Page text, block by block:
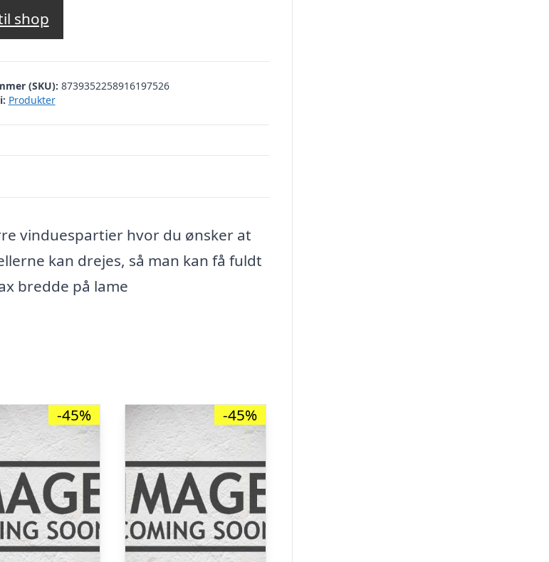
var:
kr. 2.353,00.kr. 1.295,00.
shop
(SKU): 8739352258916197526
Produkter
vinduespartier hvor du ønsker at
kan drejes, så man kan få fuldt
bredde på lame
-45% -45%